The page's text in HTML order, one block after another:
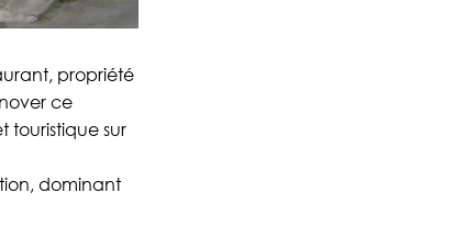
propriété
ce
touristique sur
dominant